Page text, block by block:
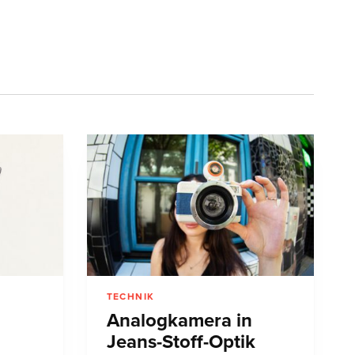
TECHNIK
Analogkamera in
Jeans-Stoff-Optik